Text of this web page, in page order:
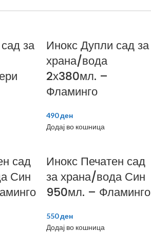
за
Инокс Дупли сад за
храна/вода
2х380мл. –
Фламинго
490ден
Додај во кошница
сад
Син
Инокс Печатен сад
за храна/вода Син
950мл. – Фламинго
550ден
Додај во кошница